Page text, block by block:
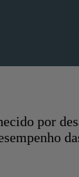
por